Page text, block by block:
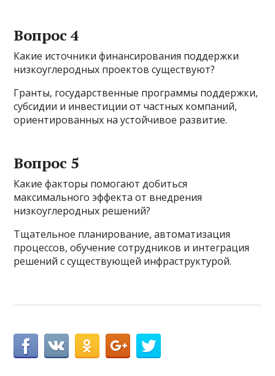
Вопрос 4
Какие источники финансирования поддержки
низкоуглеродных проектов существуют?
Гранты, государственные программы поддержки,
субсидии и инвестиции от частных компаний,
ориентированных на устойчивое развитие.
Вопрос 5
Какие факторы помогают добиться
максимального эффекта от внедрения
низкоуглеродных решений?
Тщательное планирование, автоматизация
процессов, обучение сотрудников и интеграция
решений с существующей инфраструктурой.